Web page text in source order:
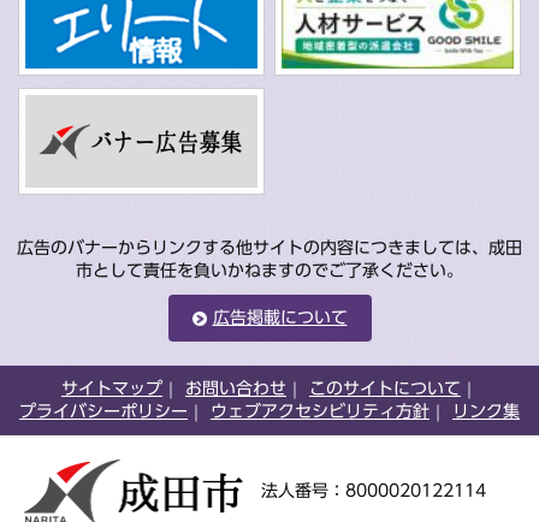
広告のバナーからリンクする他サイトの内容につきましては、成田
市として責任を負いかねますのでご了承ください。
広告掲載について
サイトマップ お問い合わせ
このサイトについて
プライバシーポリシー
ウェブアクセシビリティ方針 リンク集
法人番号：8000020122114